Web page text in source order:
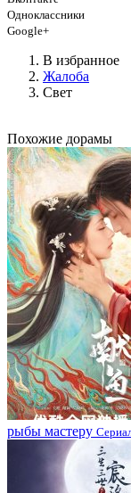
Одноклассники
Google+
В избранное
Жалоба
Свет
Похожие дорамы
рыбы мастеру